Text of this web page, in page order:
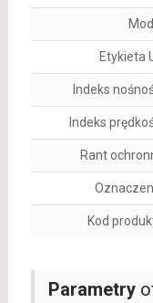
Parametry
Etykieta
Indeks
Indeks
Rant
Kod